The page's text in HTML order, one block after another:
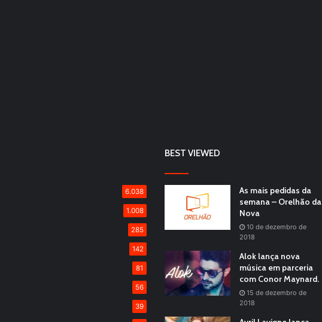
6.038
1.008
285
142
81
56
39
BEST VIEWED
As mais pedidas da
semana – Orelhão da
Nova
10 de dezembro de
2018
Alok lança nova
música em parceria
com Conor Maynard.
15 de dezembro de
2018